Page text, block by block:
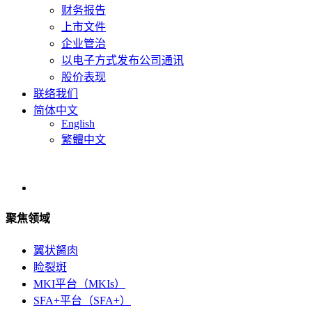
财务报告
上市文件
企业管治
以电子方式发布公司通讯
股价表现
联络我们
简体中文
English
繁體中文
聚焦领域
翼状胬肉
睑裂斑
MKI平台（MKIs）
SFA+平台（SFA+）